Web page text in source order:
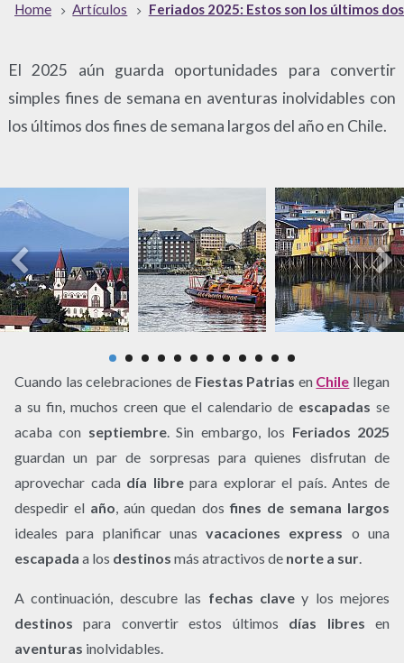
Home Artículos Feriados 2025: Estos son los últimos
El 2025 aún guarda oportunidades para convertir
simples fines de semana en aventuras inolvidables con
los últimos dos fines de semana largos del año en Chile.
Cuando las celebraciones de Fiestas Patrias en Chile llegan
a su fin, muchos creen que el calendario de escapadas se
acaba con septiembre. Sin embargo, los Feriados 2025
guardan un par de sorpresas para quienes disfrutan de
aprovechar cada día librepara explorar el país. Antes de
despedir el año , aún quedan dosfines de semana largos
ideales para planificar unasvacaciones express o una
escapada a los destinos más atractivos de norte a sur
A continuación, descubre las fechas clavey los mejores
destinos para convertir estos últimos días libres en
aventuras inolvidables.